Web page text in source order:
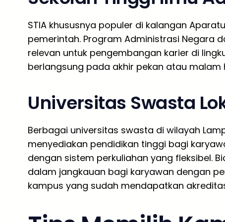
STIA khususnya populer di kalangan
pemerintah. Program Administrasi Negara
relevan untuk pengembangan karier di
berlangsung pada akhir pekan atau malam
Universitas Swasta
Berbagai universitas swasta di wilayah
menyediakan pendidikan tinggi bagi
dengan sistem perkuliahan yang fleksibel.
dalam jangkauan bagi karyawan dengan
kampus yang sudah mendapatkan